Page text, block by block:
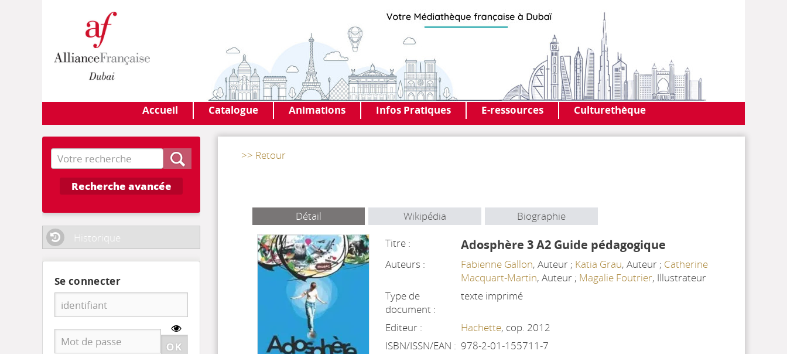
AF DUBAI
MEDIATHÈQUE
Accueil Catalogue Animations Infos Pratiques E-ressources Culturethèque
>> Retour
Détail Wikipédia
Biographie
Titre :
Adosphère 3 A2 Guide pédagogique
Auteurs : Fabienne Gallon, Auteur ; Katia Grau, Auteur ; Catherine
Macquart-Martin, Auteur ; Magalie Foutrier, Illustrateur
Type de
document :
texte imprimé
Editeur : Hachette, cop. 2012
ISBN/ISSN/EAN : 978-2-01-155711-7
Recherche
Recherche avancée
Historique
Se connecter